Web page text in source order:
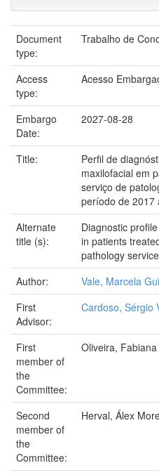
Document
type:
Trabalho de
Access
type:
Acesso
Embargo
Date:
2027-08-28
Title:
Perfil de
maxilofacial em
serviço de
período de 2017
Alternate
title (s):
Diagnostic
in patients
pathology
Author:
Vale, Marcela
First
Advisor:
Cardoso, Sérgio
First
member of
the
Committee:
Oliveira,
Second
member of
the
Committee:
Herval, Álex